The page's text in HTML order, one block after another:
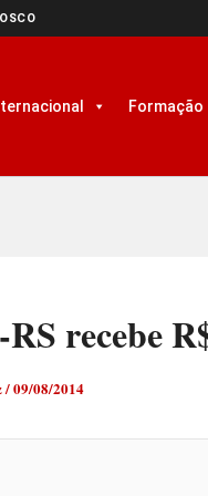
Formação
recebe
/09/08/2014